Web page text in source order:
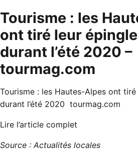
Tourisme : les
ont tiré leur
durant l’été 2020 –
tourmag.com
Tourisme : les Hautes-Alpes ont
durant l’été 2020 tourmag.com
Lire l’article complet
Source : Actualités locales